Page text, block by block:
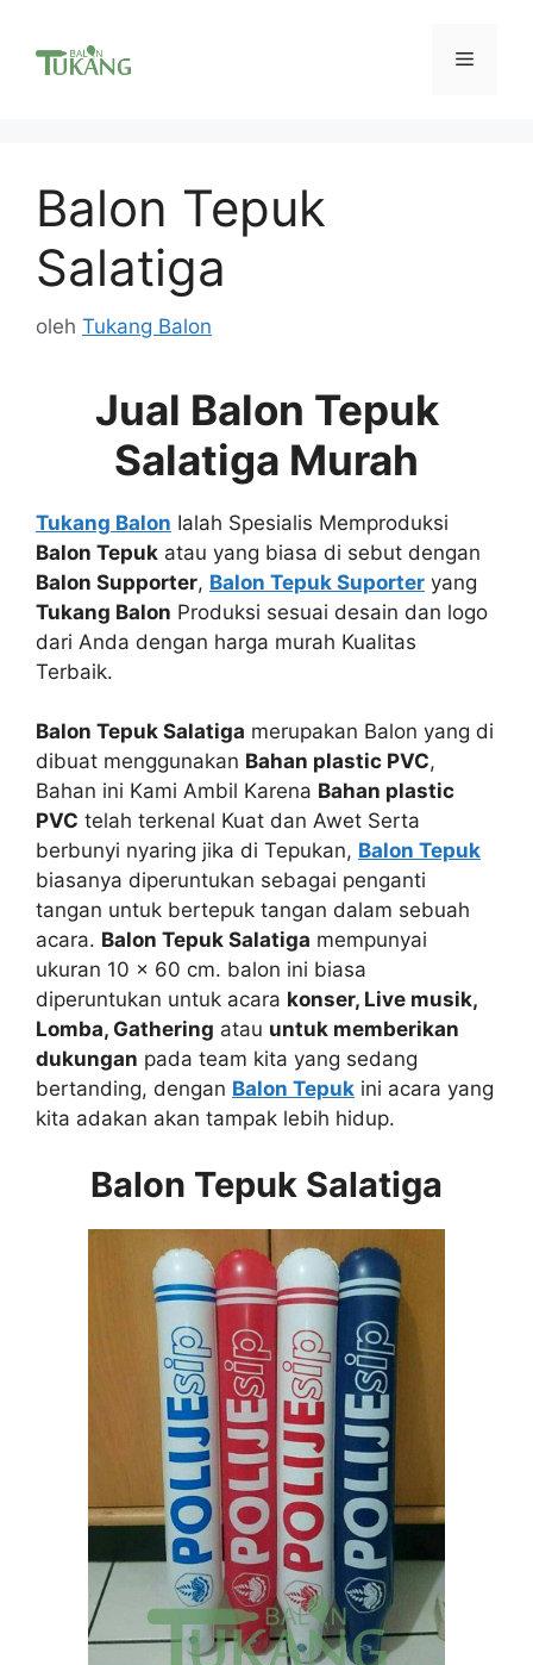
Menu
Balon Tepuk
Salatiga
oleh Tukang Balon
Jual Balon Tepuk
Salatiga Murah
Tukang Balon Ialah Spesialis Memproduksi
Balon Tepuk atau yang biasa di sebut dengan
Balon Supporter, Balon Tepuk Suporter yang
Tukang Balon Produksi sesuai desain dan logo
dari Anda dengan harga murah Kualitas
Terbaik.
Balon Tepuk Salatiga merupakan Balon yang di
dibuat menggunakan Bahan plastic PVC,
Bahan ini Kami Ambil Karena Bahan plastic
PVC telah terkenal Kuat dan Awet Serta
berbunyi nyaring jika di Tepukan, Balon Tepuk
biasanya diperuntukan sebagai penganti
tangan untuk bertepuk tangan dalam sebuah
acara. Balon Tepuk Salatiga mempunyai
ukuran 10 x 60 cm. balon ini biasa
diperuntukan untuk acara konser, Live musik,
Lomba, Gathering atau untuk memberikan
dukungan pada team kita yang sedang
bertanding, dengan Balon Tepuk ini acara yang
kita adakan akan tampak lebih hidup.
Balon Tepuk Salatiga